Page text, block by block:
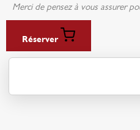
Merci de pensez à vous assurer
Réserver